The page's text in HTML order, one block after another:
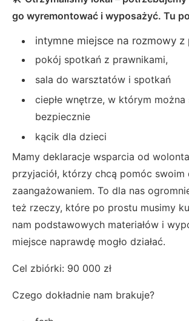
go wyremontować i wyposażyć. Tu
intymne miejsce na rozmowy z
pokój spotkań z prawnikami,
sala do warsztatów i spotkań
ciepłe wnętrze, w którym można
bezpiecznie
kącik dla dzieci
Mamy deklaracje wsparcia od
przyjaciół, którzy chcą pomóc swoim
zaangażowaniem. To dla nas
też rzeczy, które po prostu musimy
nam podstawowych materiałów i
miejsce naprawdę mogło działać.
Cel zbiórki: 90 000 zł
Czego dokładnie nam brakuje?